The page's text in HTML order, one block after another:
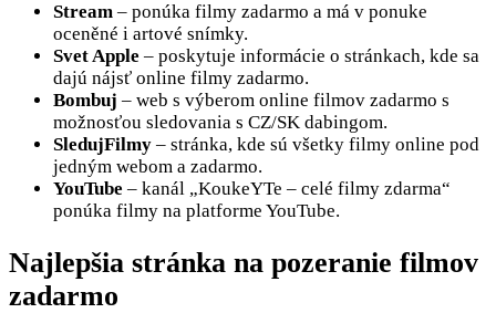
Stream – ponúka filmy zadarmo a má v ponuke
oceněné i artové snímky.
Svet Apple – poskytuje informácie o stránkach, kde sa
dajú nájsť online filmy zadarmo.
Bombuj – web s výberom online filmov zadarmo s
možnosťou sledovania s CZ/SK dabingom.
SledujFilmy – stránka, kde sú všetky filmy online pod
jedným webom a zadarmo.
YouTube – kanál „KoukeYTe – celé filmy zdarma“
ponúka filmy na platforme YouTube.
Najlepšia stránka na pozeranie filmov
zadarmo